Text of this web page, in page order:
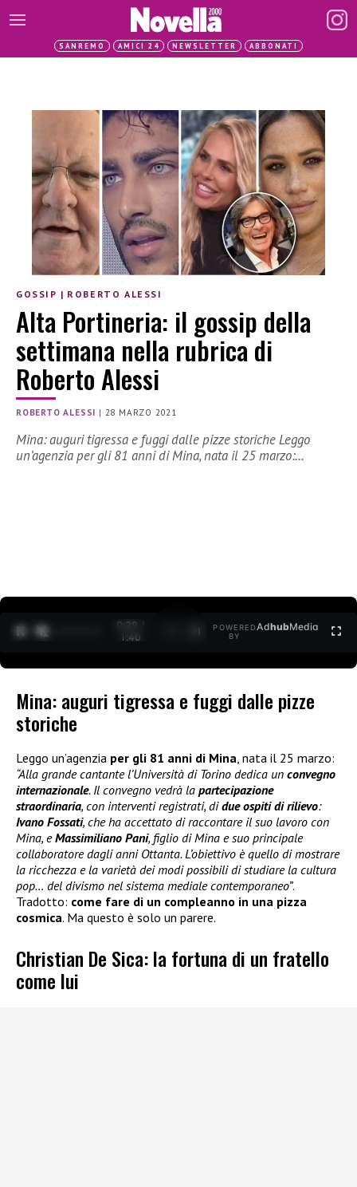
SANREMO AMICI 24 NEWSLETTER ABBONATI
GOSSIP | ROBERTO ALESSI
Alta Portineria: il gossip della
settimana nella rubrica di
Roberto Alessi
ROBERTO ALESSI | 28 MARZO 2021
Mina: auguri tigressa e fuggi dalle pizze storiche Leggo
un’agenzia per gli 81 anni di Mina, nata il 25 marzo:…
0:30 /
1:40
POWERED
BY
AdhubMedia
Mina: auguri tigressa e fuggi dalle pizze
storiche
Leggo un’agenzia per gli 81 anni di Mina, nata il 25 marzo:
“Alla grande cantante l’Università di Torino dedica un convegno
internazionale. Il convegno vedrà la partecipazione
straordinaria, con interventi registrati, didue ospiti di rilievo:
Ivano Fossati, che ha accettato di raccontare il suo lavoro con
Mina, eMassimiliano Pani, figlio di Mina e suo principale
collaboratore dagli anni Ottanta. L’obiettivo è quello di mostrare
la ricchezza e la varietà dei modi possibili di studiare la cultura
pop… del divismo nel sistema mediale contemporaneo”.
Tradotto: come fare di un compleanno in una pizza
cosmica. Ma questo è solo un parere.
Christian De Sica: la fortuna di un fratello
come lui